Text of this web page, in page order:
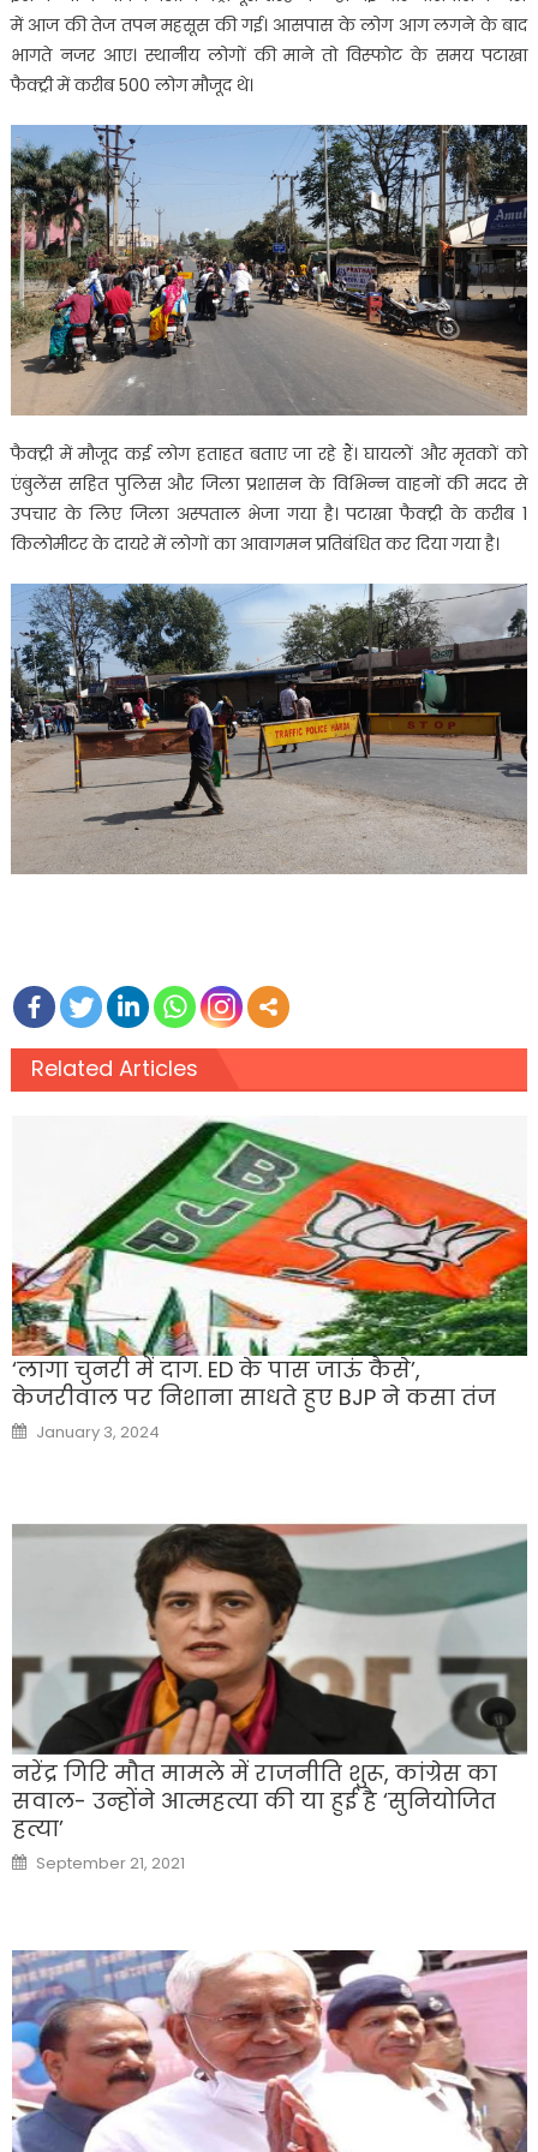
में आज की तेज तपन महसूस की गई। आसपास के लोग आग लगने के बाद
भागते नजर आए। स्थानीय लोगों की माने तो विस्फोट के समय पटाखा
फैक्ट्री में करीब 500 लोग मौजूद थे।
फैक्ट्री में मौजूद कई लोग हताहत बताए जा रहे हैं। घायलों और मृतकों को
एंबुलेंस सहित पुलिस और जिला प्रशासन के विभिन्न वाहनों की मदद से
उपचार के लिए जिला अस्पताल भेजा गया है। पटाखा फैक्ट्री के करीब 1
किलोमीटर के दायरे में लोगों का आवागमन प्रतिबंधित कर दिया गया है।
Related Articles
‘लागा चुनरी में दाग. ED के पास जाऊं कैसे’,
केजरीवाल पर निशाना साधते हुए BJP ने कसा तंज
Posted
on
January 3, 2024
नरेंद्र गिरि मौत मामले में राजनीति शुरू, कांग्रेस का
सवाल- उन्होंने आत्महत्या की या हुई है ‘सुनियोजित
हत्या’
Posted
on
September 21, 2021